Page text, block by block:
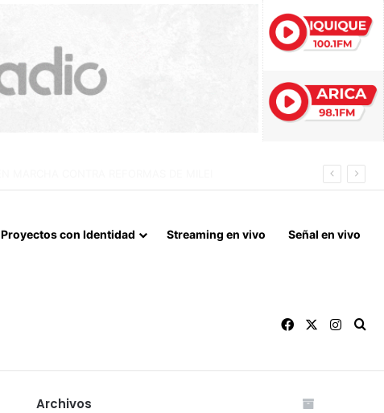
Proyectos con Identidad Streaming en vivo Señal en vivo
Facebook
Archivos